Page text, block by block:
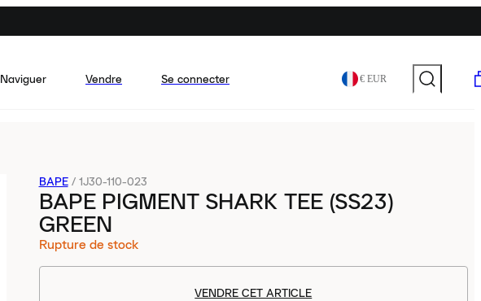
Naviguer Vendre Se connecter € EUR
BAPE / 1J30-110-023
BAPE PIGMENT SHARK TEE (SS23)
GREEN
Rupture de stock
VENDRE CET ARTICLE